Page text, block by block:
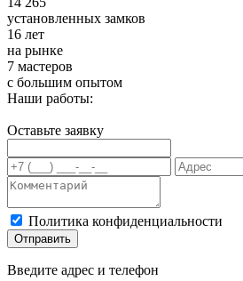
установленных замков
16 лет
на рынке
7 мастеров
с большим опытом
Наши работы:
Оставьте заявку
Политика конфиденциальности
Отправить
Введите адрес и телефон